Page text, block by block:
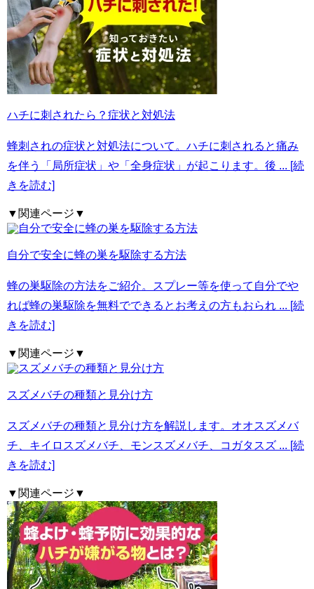
ハチに刺されたら？症状と対処法
蜂刺されの症状と対処法について。ハチに刺されると痛み
を伴う「局所症状」や「全身症状」が起こります。後 ... [続
きを読む]
▼関連ページ▼
自分で安全に蜂の巣を駆除する方法
蜂の巣駆除の方法をご紹介。スプレー等を使って自分でや
れば蜂の巣駆除を無料でできるとお考えの方もおられ ... [続
きを読む]
▼関連ページ▼
スズメバチの種類と見分け方
スズメバチの種類と見分け方を解説します。オオスズメバ
チ、キイロスズメバチ、モンスズメバチ、コガタスズ ... [続
きを読む]
▼関連ページ▼